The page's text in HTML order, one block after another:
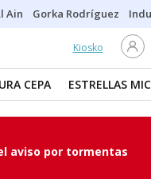
Ain Gorka Rodríguez
Kiosko
CEPA ESTRELLAS
aviso por tormentas